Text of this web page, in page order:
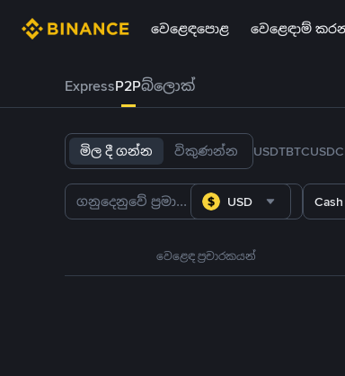
වෙළෙඳපොළ වෙළෙඳාම්
ExpressP2Pබ්ලොක්
මිල දී ගන්න විකුණන්න USDTBTCUSDC
USD
වෙළෙඳ ප්‍රචාරකයන්